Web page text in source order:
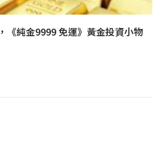
《純金9999 免運》黃金投資小物